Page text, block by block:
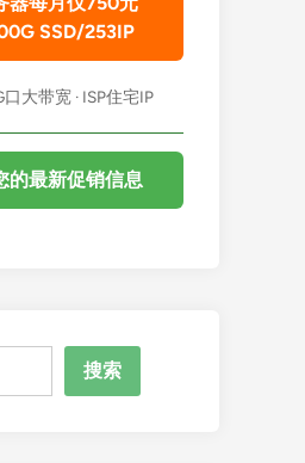
SSD/253IP
大带宽 · ISP住宅IP
的最新促销信息
搜索